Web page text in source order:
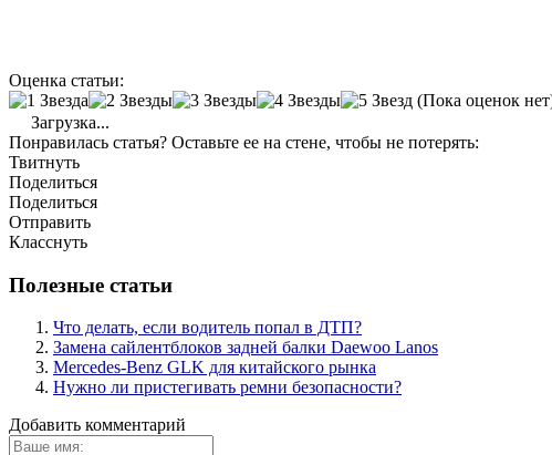
Оценка статьи:
(Пока оценок
Загрузка...
Понравилась статья? Оставьте ее на стене, чтобы не потерять:
Твитнуть
Поделиться
Поделиться
Отправить
Класснуть
Полезные статьи
Что делать, если водитель попал в ДТП?
Замена сайлентблоков задней балки Daewoo Lanos
Mercedes-Benz GLK для китайского рынка
Нужно ли пристегивать ремни безопасности?
Добавить комментарий